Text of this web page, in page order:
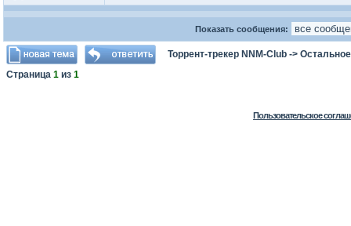
Показать сообщения:
Торрент-трекер NNM-Club -> Остальное
Страница 1 из 1
Пользовательское